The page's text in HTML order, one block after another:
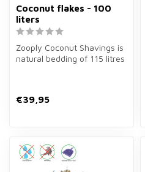
Coconut flakes - 100
liters
Zooply Coconut Shavings is
natural bedding of 115 litres
€39,95